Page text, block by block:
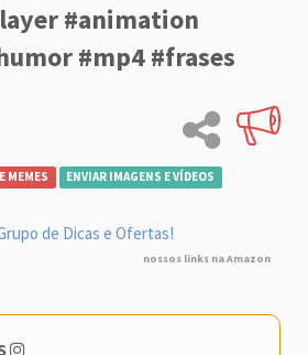
#animation
#mp4 #frases
MEMES ENVIAR IMAGENS E VÍDEOS
de Dicas e Ofertas!
nossos links na Amazon